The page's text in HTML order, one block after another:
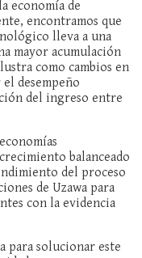
economía de
encontramos que
lleva a una
mayor acumulación
como cambios en
desempeño
del ingreso entre
balanceado
del proceso
de Uzawa para
con la evidencia
para solucionar este